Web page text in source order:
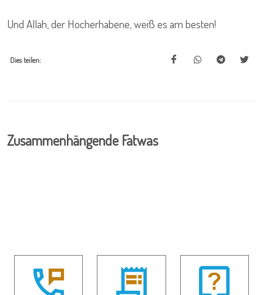
Und Allah, der Hocherhabene, weiß es am besten!
Dies teilen:
Zusammenhängende Fatwas